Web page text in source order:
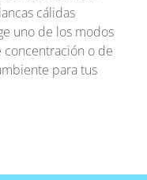
cálidas
uno de los modos
o de
para tus